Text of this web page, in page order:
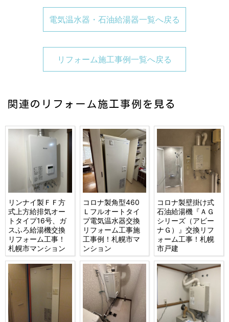
電気温水器・石油給湯器一覧へ戻る
リフォーム施工事例一覧へ戻る
関連のリフォーム施工事例を見る
リンナイ製ＦＦ方
式上方給排気オー
トタイプ16号、ガ
スふろ給湯機交換
リフォーム工事！
札幌市マンション
コロナ製角型460
Ｌフルオートタイ
プ電気温水器交換
リフォーム工事施
工事例！札幌市マ
ンション
コロナ製壁掛け式
石油給湯機『ＡＧ
シリーズ（アビー
ナＧ）』交換リフ
ォーム工事！札幌
市戸建